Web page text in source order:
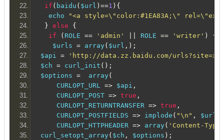
if ( baidu ( $url )==1 ){
   echo
"<a style=\"color:#1EA83A;\"
} else
{
if
( ROLE == 'admin' ROLE == 'writer' )
{
    $urls
= array( $url ,);
$api =
'http://data.zz.baidu.com/
$ch = curl_init ();
$options =
  array
(
     CURLOPT_URL
=> $api ,
     CURLOPT_POST
=> true ,
     CURLOPT_RETURNTRANSFER
=> true ,
     CURLOPT_POSTFIELDS
=> implode ( "\n" , $urls
     CURLOPT_HTTPHEADER
=> array( 'Content-
curl_setopt_array( $ch , $options );